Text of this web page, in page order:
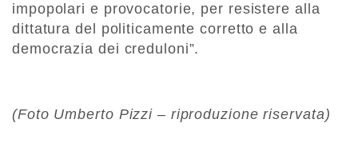
impopolari e provocatorie, per resistere alla
dittatura del politicamente corretto e alla
democrazia dei creduloni”.
(Foto Umberto Pizzi – riproduzione riservata)